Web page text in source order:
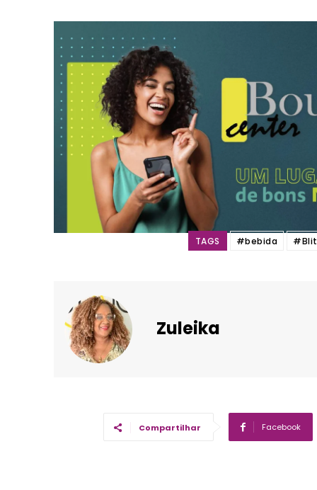
TAGS #bebida
Zuleika
Compartilhar Facebook